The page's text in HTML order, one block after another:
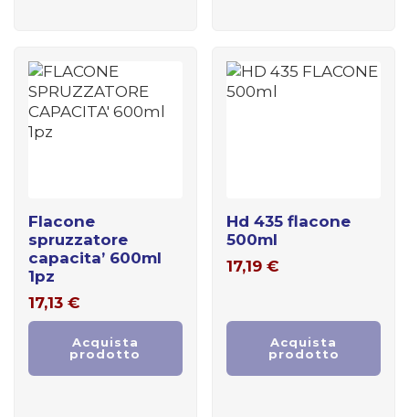
flacone
spruzzatore
capacita’ 600ml
1pz
17,13 €
Acquista
prodotto
hd 435 flacone
500ml
17,19 €
Acquista
prodotto